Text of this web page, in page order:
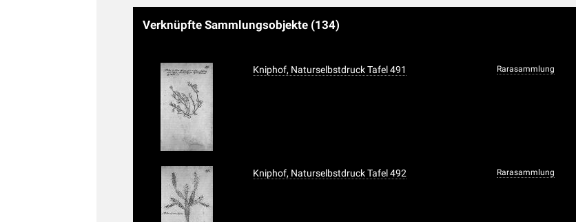
Verknüpfte Sammlungsobjekte (134)
Kniphof, Naturselbstdruck Tafel 491 Rarasammlung
Kniphof, Naturselbstdruck Tafel 492 Rarasammlung